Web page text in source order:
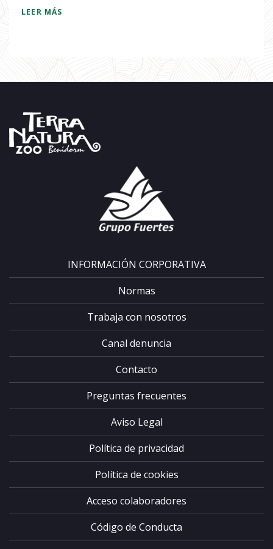
LEER MÁS
INFORMACIÓN CORPORATIVA
Normas
Trabaja con nosotros
Canal denuncia
Contacto
Preguntas frecuentes
Aviso Legal
Política de privacidad
Política de cookies
Acceso colaboradores
Código de Conducta